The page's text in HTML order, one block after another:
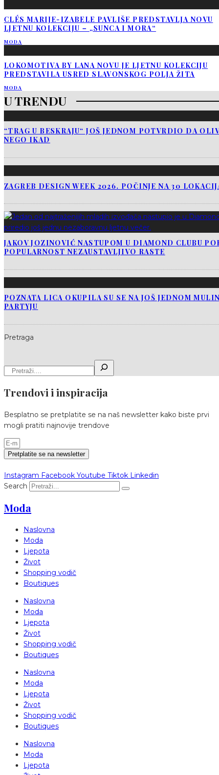
CLÉS MARIJE-IZABELE PAVLIŠE PREDSTAVLJA NOVU
LJETNU KOLEKCIJU – „SUNCA I MORA“
MODA
LOKOMOTIVA BY LANA NOVU JE LJETNU KOLEKCIJU
PREDSTAVILA USRED SLAVONSKOG POLJA ŽITA
MODA
U TRENDU
“TRAG U BESKRAJU“ JOŠ JEDNOM POTVRDIO DA
NEGO IKAD
ZAGREB DESIGN WEEK 2026. POČINJE NA 30
JAKOV JOZINOVIĆ NASTUPOM U DIAMOND CLUBU
POPULARNOST NEZAUSTAVLJIVO RASTE
POZNATA LICA OKUPILA SU SE NA JOŠ JEDNOM
PARTYJU
Pretraga
Trendovi i inspiracija
Besplatno se pretplatite se na naš newsletter kako biste prvi
mogli pratiti najnovije trendove
Pretplatite se na newsletter
Instagram Facebook Youtube Tiktok Linkedin
Search
Moda
Naslovna
Moda
Ljepota
Život
Shopping vodič
Boutiques
Naslovna
Moda
Ljepota
Život
Shopping vodič
Boutiques
Naslovna
Moda
Ljepota
Život
Shopping vodič
Boutiques
Naslovna
Moda
Ljepota